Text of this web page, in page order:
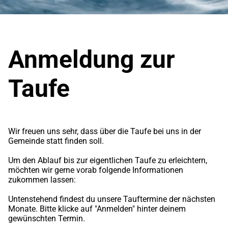
Anmeldung zur
Taufe
Wir freuen uns sehr, dass über die Taufe bei uns in der
Gemeinde statt finden soll.
Um den Ablauf bis zur eigentlichen Taufe zu erleichtern,
möchten wir gerne vorab folgende Informationen
zukommen lassen:
Untenstehend findest du unsere Tauftermine der nächsten
Monate. Bitte klicke auf "Anmelden" hinter deinem
gewünschten Termin.